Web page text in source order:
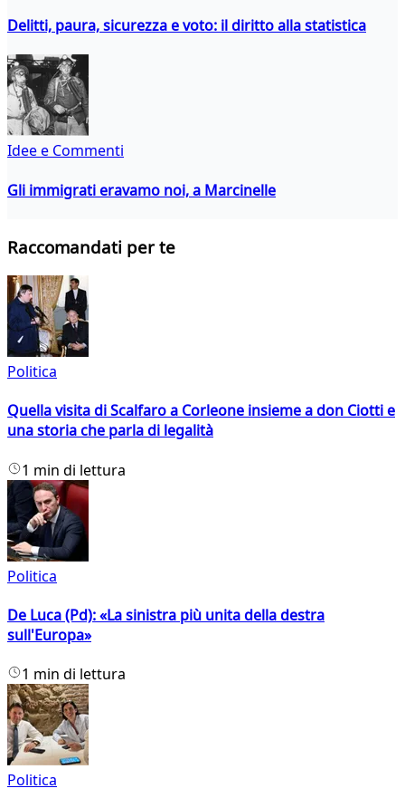
Delitti, paura, sicurezza e voto: il diritto alla statistica
Idee e Commenti
Gli immigrati eravamo noi, a Marcinelle
Raccomandati per te
Politica
Quella visita di Scalfaro a Corleone insieme a don Ciotti e
una storia che parla di legalità
1 min di lettura
Politica
De Luca (Pd): «La sinistra più unita della destra
sull'Europa»
1 min di lettura
Politica